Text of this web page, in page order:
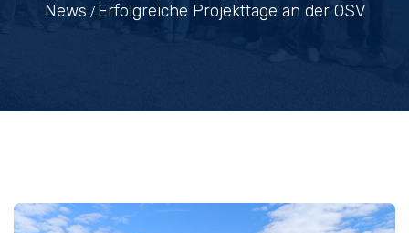
News Erfolgreiche Projekttage an der OSV